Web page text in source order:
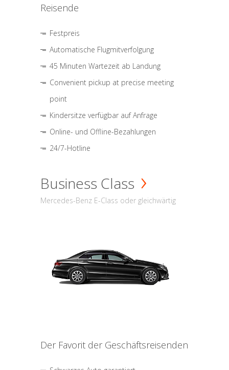
Reisende
Festpreis
Automatische Flugmitverfolgung
45 Minuten Wartezeit ab Landung
Convenient pickup at precise meeting
point
Kindersitze verfügbar auf Anfrage
Online- und Offline-Bezahlungen
24/7-Hotline
Business Class
Mercedes-Benz E-Class oder gleichwärtig
Der Favorit der Geschäftsreisenden